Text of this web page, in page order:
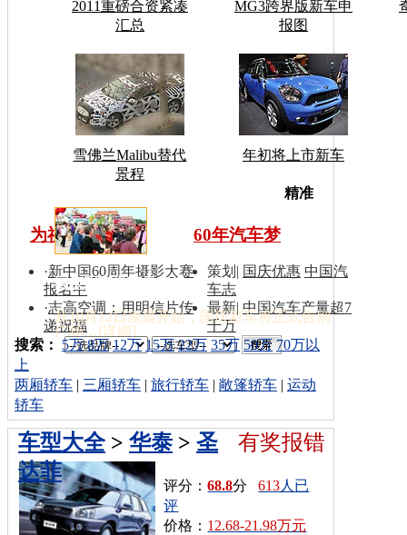
2011重磅合资紧凑
汇总
MG3跨界版新车申
报图
雪佛兰Malibu替代
景程
年初将上市新车
国庆彩车撤离天安门
从10月12日凌晨开始，国庆彩车将正式告别
广场…[详细 ]
为祖国同喝彩
·新中国60周年摄影大赛
报名中
·志高空调：用明信片传
递祝福
60年汽车梦
策划 | 国庆优惠 中国汽
车志
最新|中国汽车产量超7
千万
车型搜
索：
精准
搜索： 5万 8万 12万 15万 22万 35万 50万 70万以
上
两厢轿车 | 三厢轿车 | 旅行轿车 | 敞篷轿车 | 运动
轿车
有奖报错
车型大全> 华泰 > 圣
达菲
评分：68.8分613人已
评
价格： 12.68-21.98万元